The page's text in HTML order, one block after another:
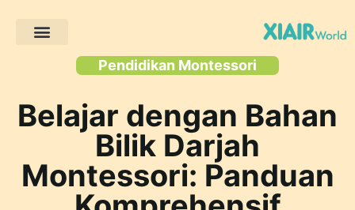
Pendidikan Montessori
Belajar dengan Bahan
Bilik Darjah
Montessori: Panduan